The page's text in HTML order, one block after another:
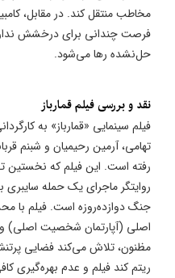
مخاطب منتقل کند. در مقابل،
فرصت چندانی برای درخشش
حل‌نشده رها می‌شود.
نقد و بررسی فیلم قمارباز
فیلم سینمایی «قمارباز» به
رفته است. این فیلم که نخستین
روایتگر ماجرای یک حمله
جنگ دوازده‌روزه است. فیلم با
اصلی (آپارتمان شخصیت اصلی) و
مظنون، تلاش می‌کند فضایی
ریتم کند فیلم و عدم بهره‌گیری